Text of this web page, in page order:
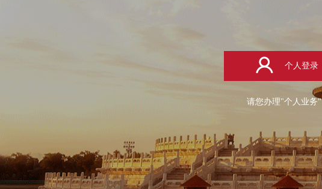
个人登录
请您办理"个人业务"